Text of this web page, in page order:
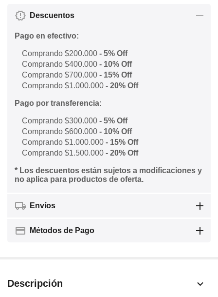
Descuentos
Pago en efectivo:
Comprando $200.000 - 5% Off
Comprando $400.000 - 10% Off
Comprando $700.000 - 15% Off
Comprando $1.000.000 - 20% Off
Pago por transferencia:
Comprando $300.000 - 5% Off
Comprando $600.000 - 10% Off
Comprando $1.000.000 - 15% Off
Comprando $1.500.000 - 20% Off
* Los descuentos están sujetos a modificaciones y
no aplica para productos de oferta.
Envíos
Métodos de Pago
Descripción